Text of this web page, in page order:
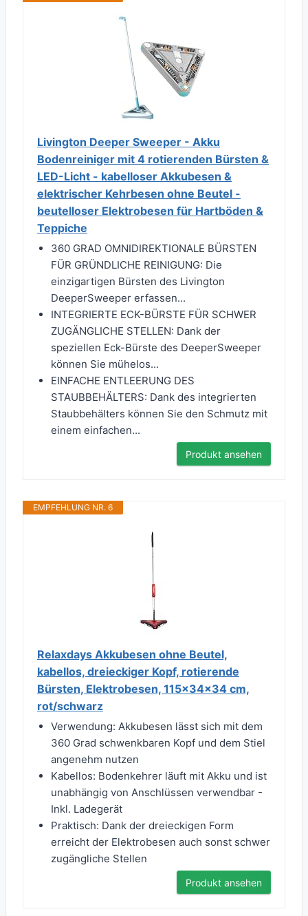
Livington Deeper Sweeper - Akku
Bodenreiniger mit 4 rotierenden Bürsten &
LED-Licht - kabelloser Akkubesen &
elektrischer Kehrbesen ohne Beutel -
beutelloser Elektrobesen für Hartböden &
Teppiche
360 GRAD OMNIDIREKTIONALE BÜRSTEN
FÜR GRÜNDLICHE REINIGUNG: Die
einzigartigen Bürsten des Livington
DeeperSweeper erfassen...
INTEGRIERTE ECK-BÜRSTE FÜR SCHWER
ZUGÄNGLICHE STELLEN: Dank der
speziellen Eck-Bürste des DeeperSweeper
können Sie mühelos...
EINFACHE ENTLEERUNG DES
STAUBBEHÄLTERS: Dank des integrierten
Staubbehälters können Sie den Schmutz mit
einem einfachen...
Produkt ansehen
EMPFEHLUNG NR. 6
Relaxdays Akkubesen ohne Beutel,
kabellos, dreieckiger Kopf, rotierende
Bürsten, Elektrobesen, 115x34x34 cm,
rot/schwarz
Verwendung: Akkubesen lässt sich mit dem
360 Grad schwenkbaren Kopf und dem Stiel
angenehm nutzen
Kabellos: Bodenkehrer läuft mit Akku und ist
unabhängig von Anschlüssen verwendbar -
Inkl. Ladegerät
Praktisch: Dank der dreieckigen Form
erreicht der Elektrobesen auch sonst schwer
zugängliche Stellen
Produkt ansehen